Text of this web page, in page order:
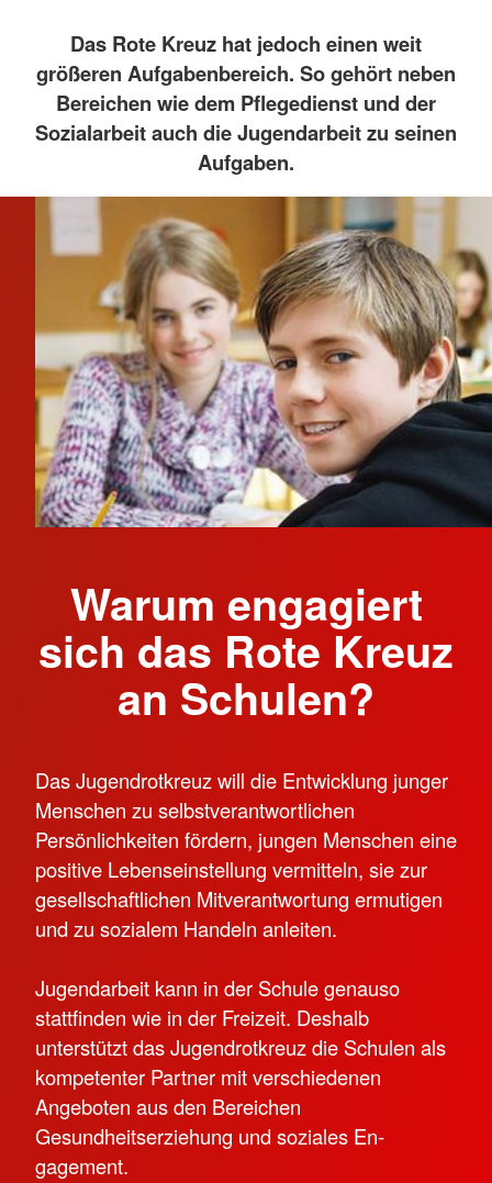
Das Rote Kreuz hat jedoch einen weit
größeren Aufga­benbereich. So gehört neben
Bereichen wie dem Pflege­dienst und der
Sozialarbeit auch die Jugendarbeit zu seinen
Aufgaben.
Warum engagiert
sich das Rote Kreuz
an Schulen?
Das Jugendrotkreuz will die Entwicklung junger
Men­schen zu selbstverantwortli­chen
Persönlichkeiten för­dern, jungen Menschen eine
positive Lebenseinstellung vermitteln, sie zur
gesell­schaftlichen Mitverantwor­tung ermutigen
und zu sozi­alem Handeln anleiten.
Jugendarbeit kann in der Schule genauso
stattfinden wie in der Freizeit. Deshalb
unterstützt das Jugendrot­kreuz die Schulen als
kom­petenter Partner mit ver­schiedenen
Angeboten aus den Bereichen
Gesundheitserziehung und soziales En­
gagement.